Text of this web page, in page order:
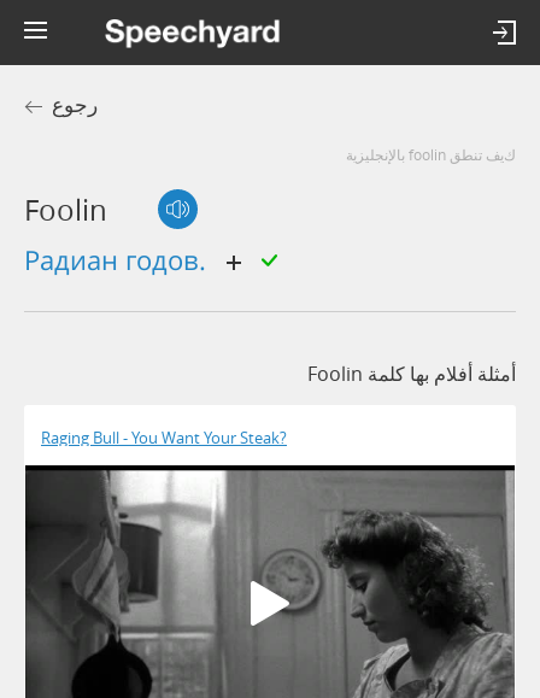
رجوع
كيف تنطق foolin بالإنجليزية
Foolin
радиан годов.
أمثلة أفلام بها كلمة Foolin
Raging Bull - You Want Your Steak?